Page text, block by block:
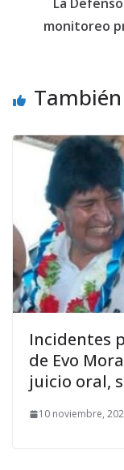
La
monitoreo
Incidentes
de Evo
juicio oral,
10 noviembre,